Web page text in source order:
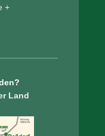
+
Land